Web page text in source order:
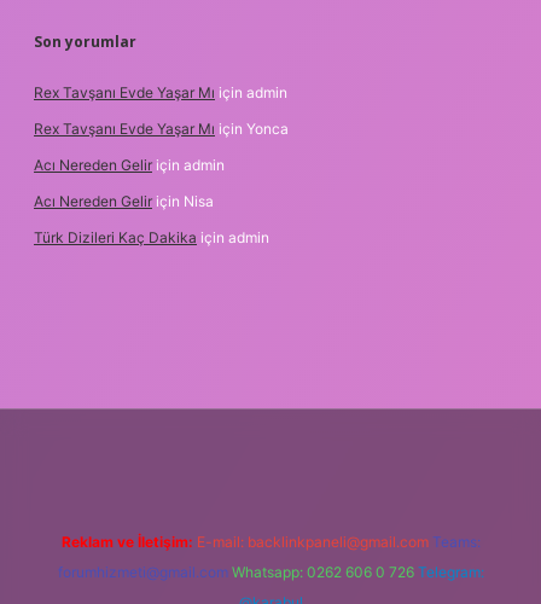
Son yorumlar
Rex Tavşanı Evde Yaşar Mı için admin
Rex Tavşanı Evde Yaşar Mı için Yonca
Acı Nereden Gelir için admin
Acı Nereden Gelir için Nisa
Türk Dizileri Kaç Dakika için admin
Reklam ve İletişim: E-mail: backlinkpaneli@gmail.com Teams:
forumhizmeti@gmail.com Whatsapp: 0262 606 0 726 Telegram: